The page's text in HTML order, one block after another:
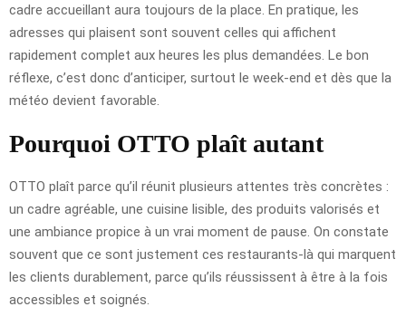
cadre accueillant aura toujours de la place. En pratique, les
adresses qui plaisent sont souvent celles qui affichent
rapidement complet aux heures les plus demandées. Le bon
réflexe, c’est donc d’anticiper, surtout le week-end et dès que la
météo devient favorable.
Pourquoi OTTO plaît autant
OTTO plaît parce qu’il réunit plusieurs attentes très concrètes :
un cadre agréable, une cuisine lisible, des produits valorisés et
une ambiance propice à un vrai moment de pause. On constate
souvent que ce sont justement ces restaurants-là qui marquent
les clients durablement, parce qu’ils réussissent à être à la fois
accessibles et soignés.